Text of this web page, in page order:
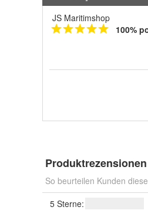
JS Maritimshop
100%
Produktrezensionen
So beurteilen Kunden
5 Sterne: